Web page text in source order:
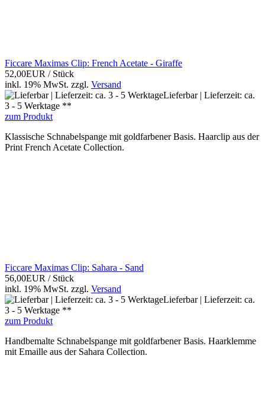
Ficcare Maximas Clip: French Acetate - Giraffe
52,00EUR / Stück
inkl. 19% MwSt. zzgl. Versand
Lieferbar | Lieferzeit: ca.
3 - 5 Werktage **
zum Produkt
Klassische Schnabelspange mit goldfarbener Basis. Haarclip aus der
Print French Acetate Collection.
Ficcare Maximas Clip: Sahara - Sand
56,00EUR / Stück
inkl. 19% MwSt. zzgl. Versand
Lieferbar | Lieferzeit: ca.
3 - 5 Werktage **
zum Produkt
Handbemalte Schnabelspange mit goldfarbener Basis. Haarklemme
mit Emaille aus der Sahara Collection.